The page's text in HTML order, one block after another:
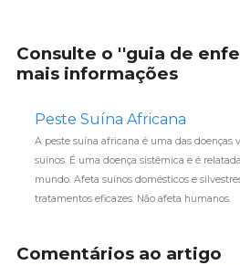
Consulte o ''guia de
mais informações
Peste Suína Africana
A peste suína africana é uma das doenças
suínos. É uma doença sistêmica e é
mundo. Afeta suínos domésticos e
tratamentos eficazes. Não afeta humanos.
Comentários ao artigo